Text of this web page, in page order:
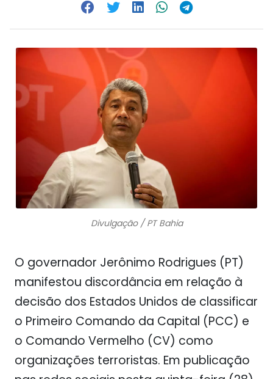
Divulgação / PT Bahia
O governador Jerônimo Rodrigues (PT)
manifestou discordância em relação à
decisão dos Estados Unidos de classificar
o Primeiro Comando da Capital (PCC) e
o Comando Vermelho (CV) como
organizações terroristas. Em publicação